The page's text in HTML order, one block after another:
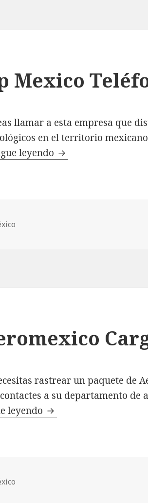
Mexico
llamar a esta empresa que
en el territorio
leyendo Hp Mexico Teléfono
rastrear un paquete de
a su departamento de
leyendo Aeromexico Cargo